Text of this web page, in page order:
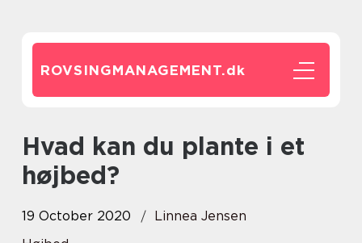
ROVSINGMANAGEMENT.dk
Hvad kan du plante i et
højbed?
19 October 2020
Linnea Jensen